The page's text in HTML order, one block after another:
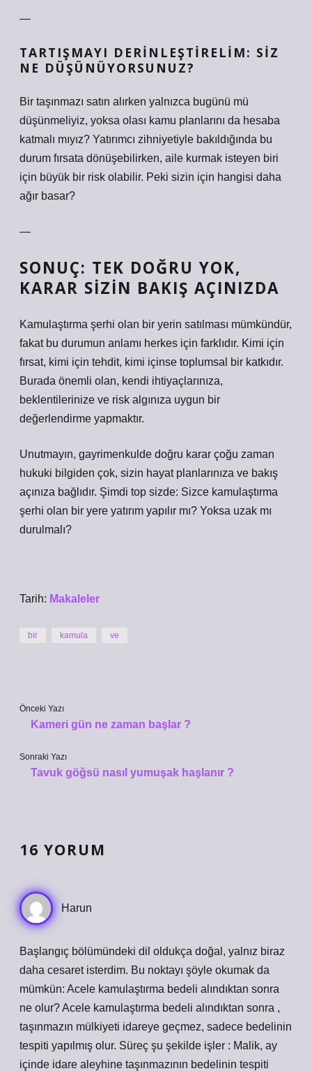
—
TARTIŞMAYI DERINLEŞTIRELIM: SIZ
NE DÜŞÜNÜYORSUNUZ?
Bir taşınmazı satın alırken yalnızca bugünü mü
düşünmeliyiz, yoksa olası kamu planlarını da hesaba
katmalı mıyız? Yatırımcı zihniyetiyle bakıldığında bu
durum fırsata dönüşebilirken, aile kurmak isteyen biri
için büyük bir risk olabilir. Peki sizin için hangisi daha
ağır basar?
—
SONUÇ: TEK DOĞRU YOK,
KARAR SIZIN BAKIŞ AÇINIZDA
Kamulaştırma şerhi olan bir yerin satılması mümkündür,
fakat bu durumun anlamı herkes için farklıdır. Kimi için
fırsat, kimi için tehdit, kimi içinse toplumsal bir katkıdır.
Burada önemli olan, kendi ihtiyaçlarınıza,
beklentilerinize ve risk algınıza uygun bir
değerlendirme yapmaktır.
Unutmayın, gayrimenkulde doğru karar çoğu zaman
hukuki bilgiden çok, sizin hayat planlarınıza ve bakış
açınıza bağlıdır. Şimdi top sizde: Sizce kamulaştırma
şerhi olan bir yere yatırım yapılır mı? Yoksa uzak mı
durulmalı?
Tarih: Makaleler
bir kamula ve
Önceki Yazı
Kameri gün ne zaman başlar ?
Sonraki Yazı
Tavuk göğsü nasıl yumuşak haşlanır ?
16 YORUM
Harun
Başlangıç bölümündeki dil oldukça doğal, yalnız biraz
daha cesaret isterdim. Bu noktayı şöyle okumak da
mümkün: Acele kamulaştırma bedeli alındıktan sonra
ne olur? Acele kamulaştırma bedeli alındıktan sonra ,
taşınmazın mülkiyeti idareye geçmez, sadece bedelinin
tespiti yapılmış olur. Süreç şu şekilde işler : Malik, ay
içinde idare aleyhine taşınmazının bedelinin tespiti